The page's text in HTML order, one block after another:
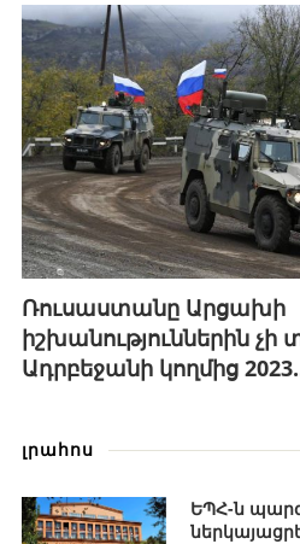
Ռուսաստանը Արցախի
իշխանություններին չի
Ադրբեջանի կողմից
լրահոս
ԵՊՀ-ն